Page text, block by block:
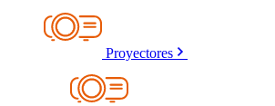
Proyectores